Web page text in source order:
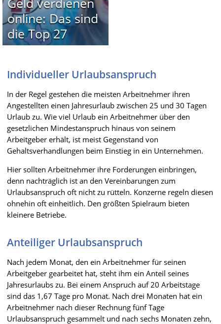
online: Das sind
die Top 27
Individueller Urlaubsanspruch
In der Regel gestehen die meisten Arbeitnehmer ihren
Angestellten einen Jahresurlaub zwischen 25 und 30 Tagen
Urlaub zu. Wie viel Urlaub ein Arbeitnehmer über den
gesetzlichen Mindestanspruch hinaus von seinem
Arbeitgeber erhält, ist meist Gegenstand von
Gehaltsverhandlungen beim Einstieg in ein Unternehmen.
Hier sollten Arbeitnehmer ihre Forderungen einbringen,
denn nachträglich ist an den Vereinbarungen zum
Urlaubsanspruch oft nicht zu rütteln. Konzerne regeln diesen
ohnehin oft einheitlich. Den größten Spielraum bieten
kleinere Betriebe.
Anteiliger Urlaubsanspruch
Nach jedem Monat, den ein Arbeitnehmer für seinen
Arbeitgeber gearbeitet hat, steht ihm ein Anteil seines
Jahresurlaubs zu. Bei einem Anspruch auf 20 Arbeitstage
sind das 1,67 Tage pro Monat. Nach drei Monaten hat ein
Arbeitnehmer nach dieser Rechnung fünf Tage
Urlaubsanspruch gesammelt und nach sechs Monaten zehn,